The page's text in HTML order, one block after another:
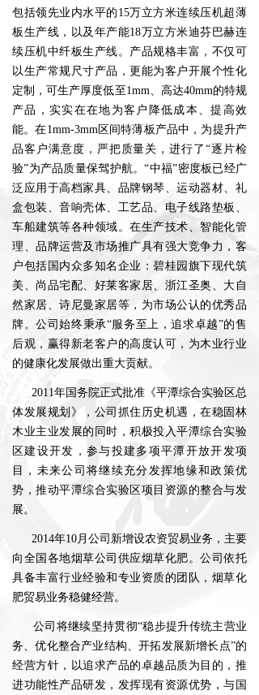
包括领先业内水平的15万立方米连续压机超薄
板生产线，以及年产能18万立方米迪芬巴赫连
续压机中纤板生产线。产品规格丰富，不仅可
以生产常规尺寸产品，更能为客户开展个性化
定制，可生产厚度低至1mm、高达40mm的特规
产品，实实在在地为客户降低成本、提高效
能。在1mm-3mm区间特薄板产品中，为提升产
品客户满意度，严把质量关，进行了“逐片检
验”为产品质量保驾护航。“中福”密度板已经广
泛应用于高档家具、品牌钢琴、运动器材、礼
盒包装、音响壳体、工艺品、电子线路垫板、
车船建筑等各种领域。在生产技术、智能化管
理、品牌运营及市场推广具有强大竞争力，客
户包括国内众多知名企业：碧桂园旗下现代筑
美、尚品宅配、好莱客家居、浙江圣奥、大自
然家居、诗尼曼家居等，为市场公认的优秀品
牌。公司始终秉承“服务至上，追求卓越”的售
后观，赢得新老客户的高度认可，为木业行业
的健康化发展做出重大贡献。
2011年国务院正式批准《平潭综合实验区总
体发展规划》，公司抓住历史机遇，在稳固林
木业主业发展的同时，积极投入平潭综合实验
区建设开发，参与投建多项平潭开放开发项
目，未来公司将继续充分发挥地缘和政策优
势，推动平潭综合实验区项目资源的整合与发
展。
2014年10月公司新增设农资贸易业务，主要
向全国各地烟草公司供应烟草化肥。公司依托
具备丰富行业经验和专业资质的团队，烟草化
肥贸易业务稳健经营。
公司将继续坚持贯彻“稳步提升传统主营业
务、优化整合产业结构、开拓发展新增长点”的
经营方针，以追求产品的卓越品质为目的，推
进功能性产品研发，发挥现有资源优势，与国